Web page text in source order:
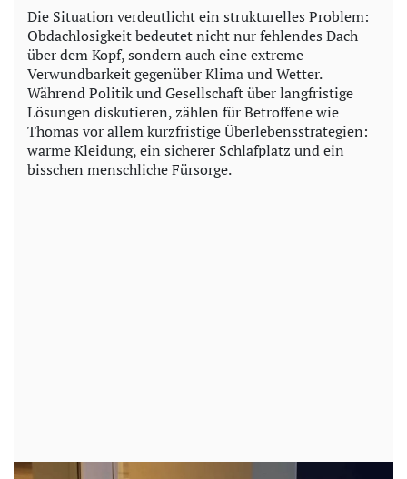
Die Situation verdeutlicht ein strukturelles Problem:
Obdachlosigkeit bedeutet nicht nur fehlendes Dach
über dem Kopf, sondern auch eine extreme
Verwundbarkeit gegenüber Klima und Wetter.
Während Politik und Gesellschaft über langfristige
Lösungen diskutieren, zählen für Betroffene wie
Thomas vor allem kurzfristige Überlebensstrategien:
warme Kleidung, ein sicherer Schlafplatz und ein
bisschen menschliche Fürsorge.